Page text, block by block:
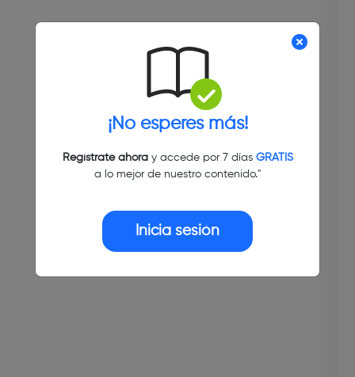
¡No esperes más!
Regístrate ahoray accede por 7 días GRATIS
a lo mejor de nuestro contenido."
Inicia sesión